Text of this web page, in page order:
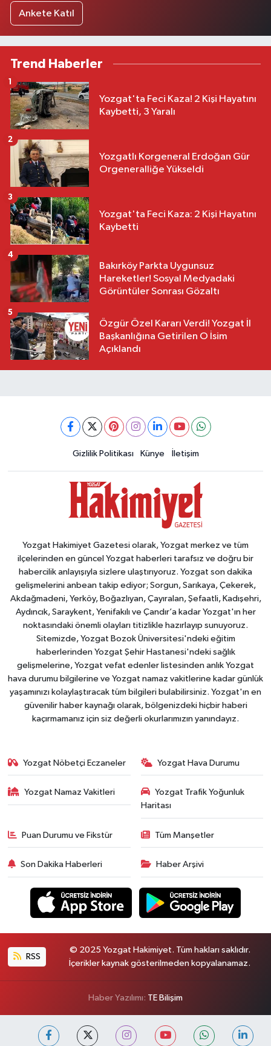
Ankete Katıl
Trend Haberler
Yozgat'ta Feci Kaza! 2 Kişi Hayatını
Kaybetti, 3 Yaralı
1
Yozgatlı Korgeneral Erdoğan Gür
Orgeneralliğe Yükseldi
2
Yozgat'ta Feci Kaza: 2 Kişi Hayatını
Kaybetti
3
Bakırköy Parkta Uygunsuz
Hareketler! Sosyal Medyadaki
Görüntüler Sonrası Gözaltı
4
Özgür Özel Kararı Verdi! Yozgat İl
Başkanlığına Getirilen O İsim
Açıklandı
5
Gizlilik Politikası Künye İletişim
Yozgat Hakimiyet Gazetesi olarak, Yozgat merkez ve tüm
ilçelerinden en güncel Yozgat haberleri tarafsız ve doğru bir
habercilik anlayışıyla sizlere ulaştırıyoruz. Yozgat son dakika
gelişmelerini anbean takip ediyor; Sorgun, Sarıkaya, Çekerek,
Akdağmadeni, Yerköy, Boğazlıyan, Çayıralan, Şefaatli, Kadışehri,
Aydıncık, Saraykent, Yenifakılı ve Çandır’a kadar Yozgat'ın her
noktasındaki önemli olayları titizlikle hazırlayıp sunuyoruz.
Sitemizde, Yozgat Bozok Üniversitesi'ndeki eğitim
haberlerinden Yozgat Şehir Hastanesi'ndeki sağlık
gelişmelerine, Yozgat vefat edenler listesinden anlık Yozgat
hava durumu bilgilerine ve Yozgat namaz vakitlerine kadar günlük
yaşamınızı kolaylaştıracak tüm bilgileri bulabilirsiniz. Yozgat'ın en
güvenilir haber kaynağı olarak, bölgenizdeki hiçbir haberi
kaçırmamanız için siz değerli okurlarımızın yanındayız.
Yozgat Nöbetçi Eczaneler Yozgat Hava Durumu
Yozgat Namaz Vakitleri
Yozgat Trafik Yoğunluk
Haritası
Puan Durumu ve Fikstür Tüm Manşetler
Son Dakika Haberleri Haber Arşivi
RSS
© 2025 Yozgat Hakimiyet. Tüm hakları saklıdır.
İçerikler kaynak gösterilmeden kopyalanamaz.
Haber Yazılımı: TE Bilişim